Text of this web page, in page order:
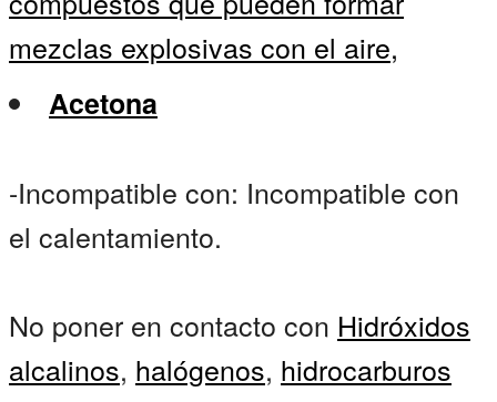
mezclas explosivas con el aire,
Acetona
-Incompatible con: Incompatible con
el calentamiento.
No poner en contacto con Hidróxidos
alcalinos, halógenos, hidrocarburos